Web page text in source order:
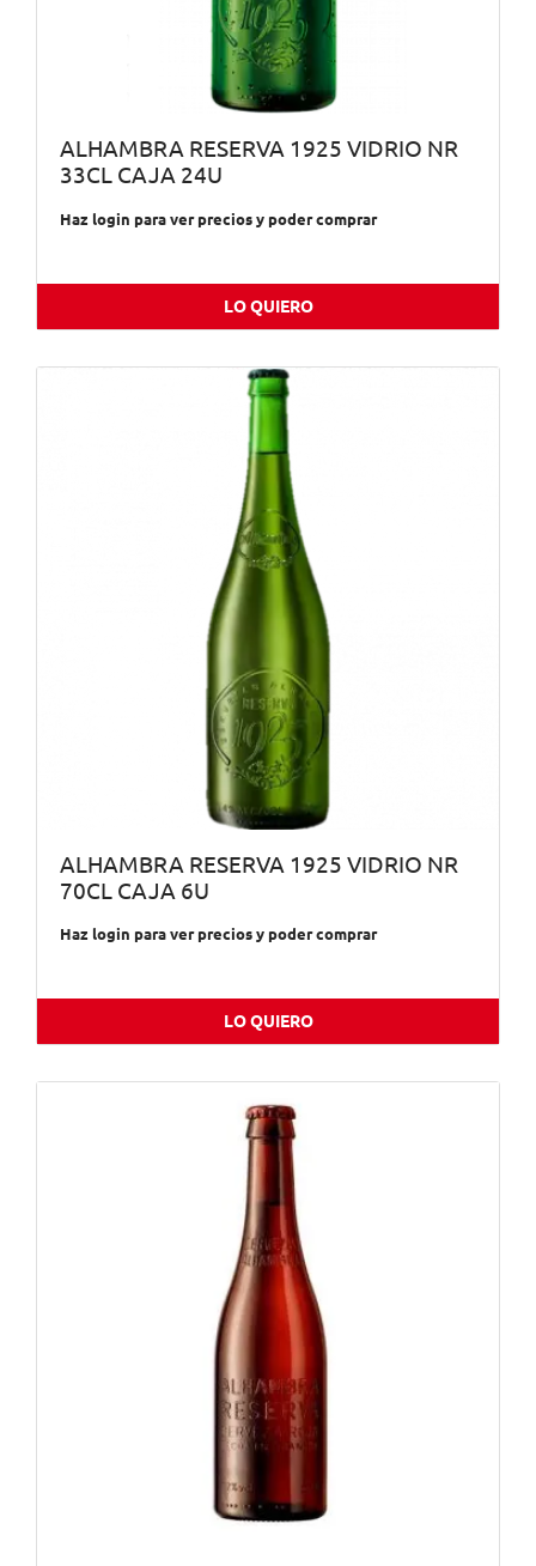
ALHAMBRA RESERVA 1925 VIDRIO NR
33CL CAJA 24U
Haz login para ver precios y poder comprar
LO QUIERO
ALHAMBRA RESERVA 1925 VIDRIO NR
70CL CAJA 6U
Haz login para ver precios y poder comprar
LO QUIERO